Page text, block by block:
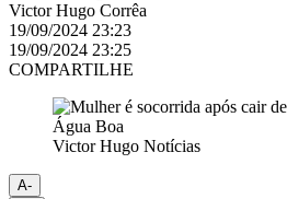
Victor Hugo Corrêa
19/09/2024 23:23
19/09/2024 23:25
COMPARTILHE
Victor Hugo Notícias
A-